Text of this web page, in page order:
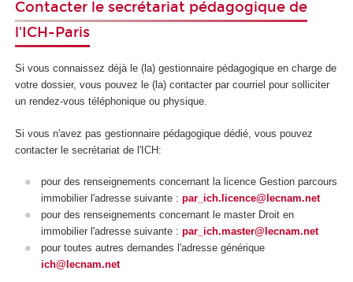
Contacter le secrétariat pédagogique de
l'ICH-Paris
Si vous connaissez déjà le (la) gestionnaire pédagogique en charge de
votre dossier, vous pouvez le (la) contacter par courriel pour solliciter
un rendez-vous téléphonique ou physique.
Si vous n'avez pas gestionnaire pédagogique dédié, vous pouvez
contacter le secrétariat de l'ICH:
pour des renseignements concernant la licence Gestion parcours
immobilier l'adresse suivante : par_ich.licence@lecnam.net
pour des renseignements concernant le master Droit en
immobilier l'adresse suivante : par_ich.master@lecnam.net
pour toutes autres demandes l'adresse générique
ich@lecnam.net